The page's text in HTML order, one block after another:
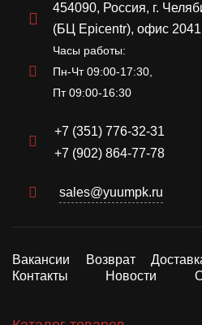
454090, Россия, г.
(БЦ Epicentr), офис 2041
Часы работы:
Пн-Чт 09:00-17:30,
Пт 09:00-16:30
+7 (351) 776-32-31
+7 (902) 864-77-78
sales@yuumpk.ru
Вакансии Возврат
Контакты
Новости